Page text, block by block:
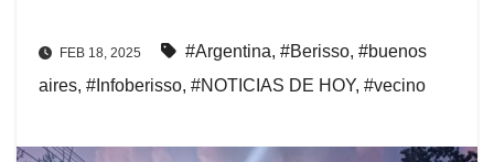
FEB 18, 2025 #Argentina, #Berisso, #buenos
aires, #Infoberisso, #NOTICIAS DE HOY, #vecino